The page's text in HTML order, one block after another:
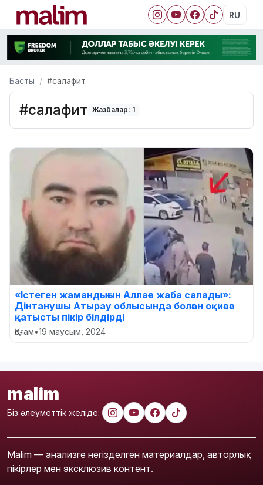
RU
Басты #салафит
#салафит Жазбалар: 1
«Істеген жамандығын Аллаға жаба салады»:
Дінтанушы Атырау облысында болған оқиғаға
қатысты пікір білдірді
Қоғам•19 маусым, 2024
malim
Біз әлеуметтік желіде:
Malim — анализге негізделген материалдар, авторлық
пікірлер мен эксклюзив контент.